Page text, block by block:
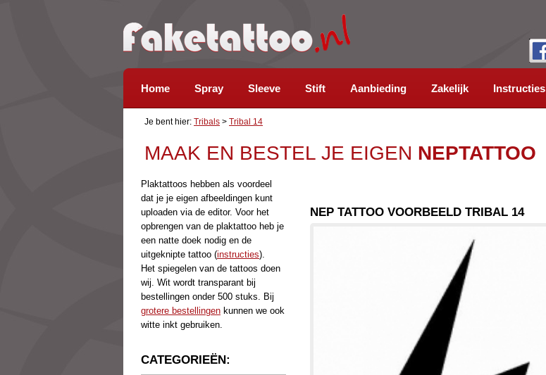
Home Spray Sleeve Stift Aanbieding Zakelijk Instructies
Je bent hier: Tribals > Tribal 14
MAAK EN BESTEL JE EIGEN NEPTATTOO
Plaktattoos hebben als voordeel
dat je je eigen afbeeldingen kunt
uploaden via de editor. Voor het
opbrengen van de plaktattoo heb je
een natte doek nodig en de
uitgeknipte tattoo (instructies).
Het spiegelen van de tattoos doen
wij. Wit wordt transparant bij
bestellingen onder 500 stuks. Bij
grotere bestellingen kunnen we ook
witte inkt gebruiken.
CATEGORIEËN:
NEP TATTOO VOORBEELD TRIBAL 14